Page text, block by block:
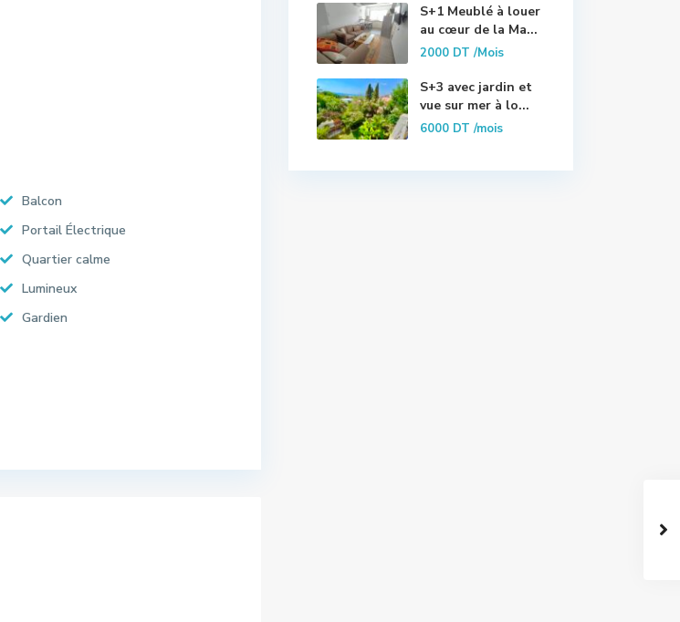
Balcon
Portail Électrique
Quartier calme
Lumineux
Gardien
S+1 Meublé à louer
au cœur de la Ma...
2000 DT/Mois
S+3 avec jardin et
vue sur mer à lo...
6000 DT/mois